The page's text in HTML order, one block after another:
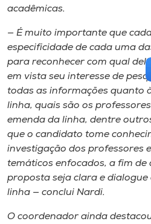
acadêmicas.
— É muito importante que
especificidade de cada uma
para reconhecer com qual
em vista seu interesse de
todas as informações quanto
linha, quais são os
emenda da linha, dentre
que o candidato tome
investigação dos professores
temáticos enfocados, a fim de
proposta seja clara e dialogue
linha — conclui Nardi.
O coordenador ainda